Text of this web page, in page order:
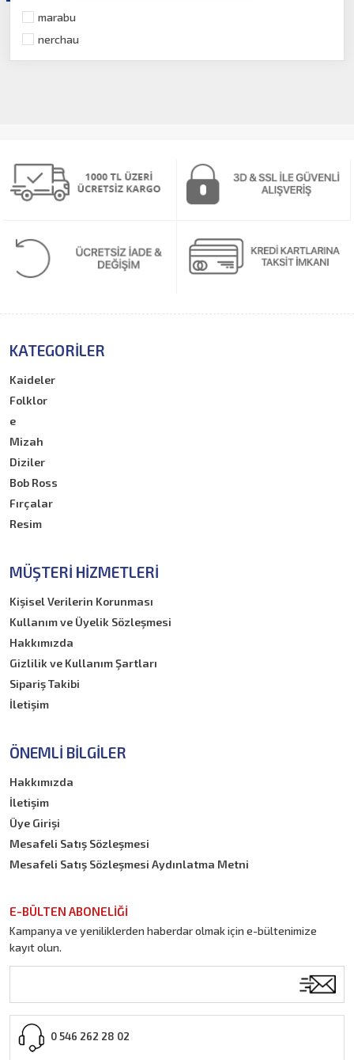
marabu
nerchau
KATEGORILER
Kaideler
Folklor
e
Mizah
Diziler
Bob Ross
Fırçalar
Resim
MÜŞTERI HIZMETLERI
Kişisel Verilerin Korunması
Kullanım ve Üyelik Sözleşmesi
Hakkımızda
Gizlilik ve Kullanım Şartları
Sipariş Takibi
İletişim
ÖNEMLI BILGILER
Hakkımızda
İletişim
Üye Girişi
Mesafeli Satış Sözleşmesi
Mesafeli Satış Sözleşmesi Aydınlatma Metni
E-BÜLTEN ABONELİĞİ
Kampanya ve yeniliklerden haberdar olmak için e-bültenimize
kayıt olun.
0 546 262 28 02